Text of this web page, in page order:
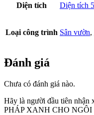
Diện tích Diện tích
Loại công trình Sân vườn,
Đánh giá
Chưa có đánh giá nào.
Hãy là người đầu tiên
PHÁP XANH CHO NGÔI